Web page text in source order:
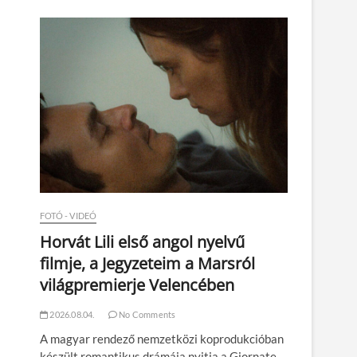
FOTÓ - VIDEÓ
Horvát Lili első angol nyelvű
filmje, a Jegyzeteim a Marsról
világpremierje Velencében
2026.08.04. No Comments
A magyar rendező nemzetközi koprodukcióban